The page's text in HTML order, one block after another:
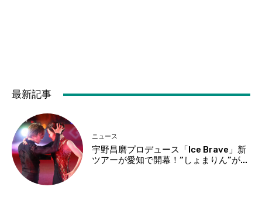
最新記事
ニュース
宇野昌磨プロデュース「Ice Brave」新
ツアーが愛知で開幕！“しょまりん”が...